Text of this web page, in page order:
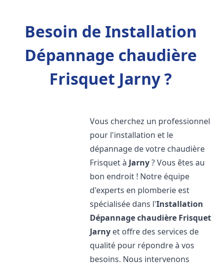
Besoin de Installation
Dépannage chaudière
Frisquet Jarny ?
Vous cherchez un professionnel
pour l'installation et le
dépannage de votre chaudière
Frisquet à Jarny? Vous êtes au
bon endroit ! Notre équipe
d'experts en plomberie est
spécialisée dans l'Installation
Dépannage chaudière Frisquet
Jarny et offre des services de
qualité pour répondre à vos
besoins. Nous intervenons